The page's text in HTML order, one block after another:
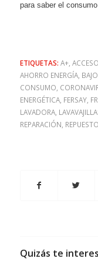
para saber el
ETIQUETAS: A+,
AHORRO ENERGÍA,
CONSUMO,
ENERGÉTICA, FERSAY,
LAVADORA,
REPARACIÓN,
Quizás te